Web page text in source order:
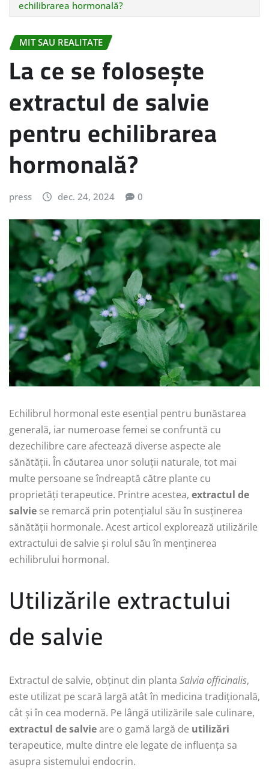
echilibrarea hormonală?
MIT SAU REALITATE
La ce se folosește
extractul de salvie
pentru echilibrarea
hormonală?
press dec. 24, 2024 0
Echilibrul hormonal este esențial pentru bunăstarea
generală, iar numeroase femei se confruntă cu
dezechilibre care afectează diverse aspecte ale
sănătății. În căutarea unor soluții naturale, tot mai
multe persoane se îndreaptă către plante cu
proprietăți terapeutice. Printre acestea, extractul de
salvie se remarcă prin potențialul său în susținerea
sănătății hormonale. Acest articol explorează utilizările
extractului de salvie și rolul său în menținerea
echilibrului hormonal.
Utilizările extractului
de salvie
Extractul de salvie, obținut din planta Salvia officinalis,
este utilizat pe scară largă atât în medicina tradițională,
cât și în cea modernă. Pe lângă utilizările sale culinare,
extractul de salvieare o gamă largă de utilizări
terapeutice, multe dintre ele legate de influența sa
asupra sistemului endocrin.